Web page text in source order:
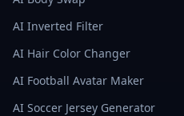
AI Inverted Filter
AI Hair Color Changer
AI Football Avatar Maker
AI Soccer Jersey Generator